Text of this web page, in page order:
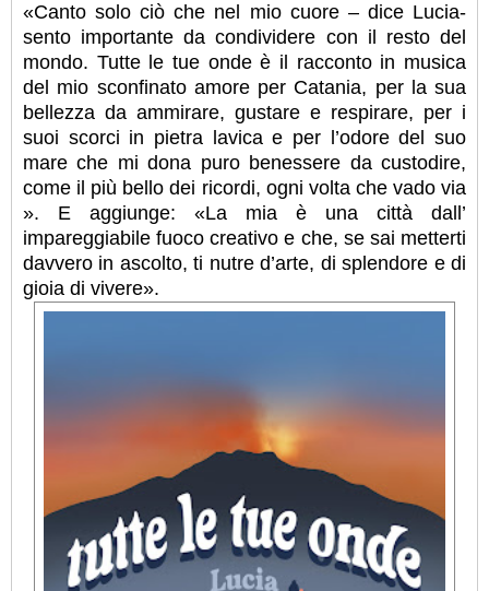
«Canto solo ciò che nel mio cuore – dice Lucia-
sento importante da condividere con il resto del
mondo. Tutte le tue onde è il racconto in musica
del mio sconfinato amore per Catania, per la sua
bellezza da ammirare, gustare e respirare, per i
suoi scorci in pietra lavica e per l’odore del suo
mare che mi dona puro benessere da custodire,
come il più bello dei ricordi, ogni volta che vado via
». E aggiunge: «La mia è una città dall’
impareggiabile fuoco creativo e che, se sai metterti
davvero in ascolto, ti nutre d’arte, di splendore e di
gioia di vivere».